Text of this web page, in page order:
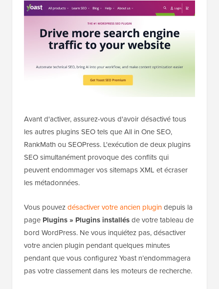
Avant d'activer, assurez-vous d'avoir désactivé tous
les autres plugins SEO tels que All in One SEO,
RankMath ou SEOPress. L'exécution de deux plugins
SEO simultanément provoque des conflits qui
peuvent endommager vos sitemaps XML et écraser
les métadonnées.
Vous pouvezdésactiver votre ancien plugindepuis la
page Plugins » Plugins installésde votre tableau de
bord WordPress. Ne vous inquiétez pas, désactiver
votre ancien plugin pendant quelques minutes
pendant que vous configurez Yoast n’endommagera
pas votre classement dans les moteurs de recherche.